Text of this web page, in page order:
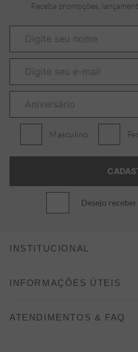
Receba promoções,
Masculino
Desejo
INSTITUCIONAL
CONHEÇA A ALEATORY
INFORMAÇÕES ÚTEIS
ATENDIMENTOS & FAQ